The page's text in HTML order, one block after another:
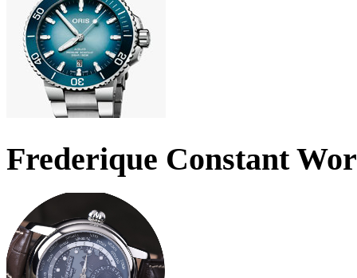
Frederique Constant